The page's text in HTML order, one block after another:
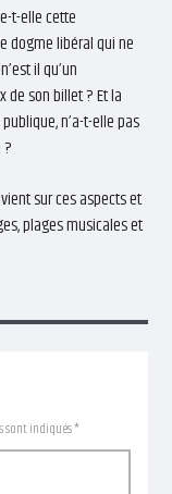
t-elle cette
dogme libéral qui ne
il qu’un
de son billet ? Et la
n’a-t-elle pas
sur ces aspects et
plages musicales et
sont indiqués *